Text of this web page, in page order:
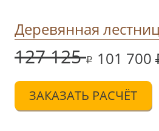
Деревянная
127 125 101 700
ЗАКАЗАТЬ РАСЧЁТ